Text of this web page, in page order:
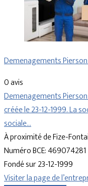
Demenagements
0 avis
Demenagements
créée le 23-12-1999. La
sociale…
À proximité de Fize-
Numéro BCE: 469074281
Fondé sur 23-12-1999
Visiter la page de